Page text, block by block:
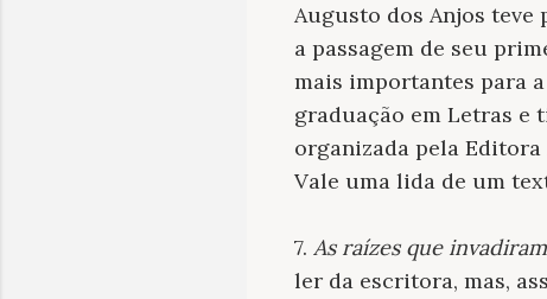
Augusto dos Anjos
a passagem de seu
mais importantes para
graduação em Letras e
organizada pela
Vale uma lida de um
7. As raízes que
ler da escritora, mas,